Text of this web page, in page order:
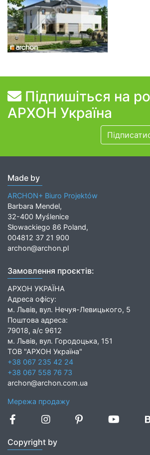
Підпишіться на
АРХОН Україна
Made by
ARCHON+ Biuro Projektów
Barbara Mendel,
32-400 Myślenice
Słowackiego 86 Poland,
004812 37 21 900
archon@archon.pl
Замовлення проєктів:
АРХОН УКРАЇНА
Адреса офісу:
м. Львів, вул. Нечуя-Левицького, 5
Поштова адреса:
79018, а/с 9612
м. Львів, вул. Городоцька, 151
ТОВ "АРХОН Україна"
+38 067 235 42 24
+38 067 558 76 73
archon@archon.com.ua
Мережа продажу
Copyright by